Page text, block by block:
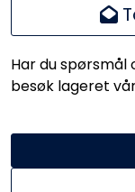
Har du spørsmål
besøk lageret